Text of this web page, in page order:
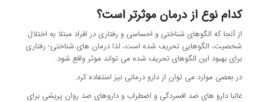
کدام نوع از درمان موثرتر است؟
از آنجا که الگوهای شناختی و احساسی و رفتاری در افراد مبتلا به اختلال
شخصیت، الگوهایی تحریف شده است، لذا درمان های شناختی- رفتاری
برای بهبود این الگوهای تحریف شده می تواند موثر واقع شود.
در بعضی موارد می توان از دارو درمانی نیز استفاده کرد.
غالبا دارو های ضد افسردگی و اضطراب و داروهای ضد روان پریشی برای